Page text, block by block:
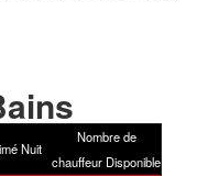
Nuit
Nombre de
chauffeur Disponible